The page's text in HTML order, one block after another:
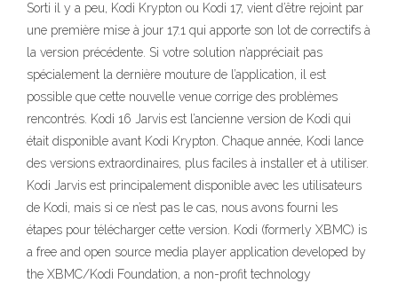
Sorti il y a peu, Kodi Krypton ou Kodi 17, vient d’être rejoint par
une première mise à jour 17.1 qui apporte son lot de correctifs à
la version précédente. Si votre solution n’appréciait pas
spécialement la dernière mouture de l’application, il est
possible que cette nouvelle venue corrige des problèmes
rencontrés. Kodi 16 Jarvis est l’ancienne version de Kodi qui
était disponible avant Kodi Krypton. Chaque année, Kodi lance
des versions extraordinaires, plus faciles à installer et à utiliser.
Kodi Jarvis est principalement disponible avec les utilisateurs
de Kodi, mais si ce n’est pas le cas, nous avons fourni les
étapes pour télécharger cette version. Kodi (formerly XBMC) is
a free and open source media player application developed by
the XBMC/Kodi Foundation, a non-profit technology